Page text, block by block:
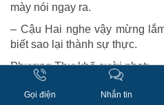
mày nói ngay ra.
– Cậu Hai nghe vậy mừng
biết sao lại thành sự thực.
Phượng Thư khẽ cười nhạt:
– Đó là lẽ tất nhiên! Mày biết
Gọi điện Nhắn tin